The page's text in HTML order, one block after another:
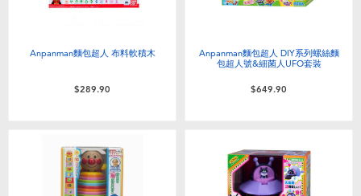
Anpanman麵包超人 布料軟積木
$289.90
Anpanman麵包超人 DIY系列螺絲麵
包超人號&細菌人UFO套裝
$649.90